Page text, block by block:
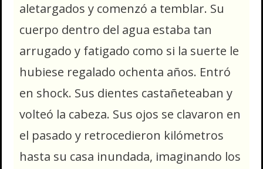
aletargados y comenzó a temblar. Su
cuerpo dentro del agua estaba tan
arrugado y fatigado como si la suerte le
hubiese regalado ochenta años. Entró
en shock. Sus dientes castañeteaban y
volteó la cabeza. Sus ojos se clavaron en
el pasado y retrocedieron kilómetros
hasta su casa inundada, imaginando los